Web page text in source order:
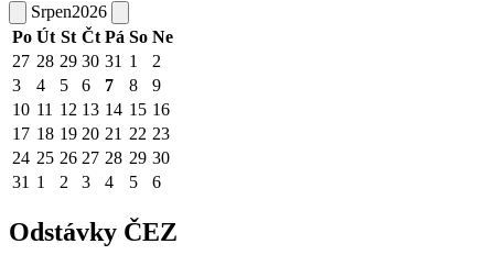
Srpen2026
Po Út St Čt Pá So Ne
27 28 29 30 31 1
2
3
4 5 6 7 8
9
10 11 12 13 14 15 16
17 18 19 20 21 22 23
24 25 26 27 28 29 30
31 1 2 3 4 5 6
Odstávky ČEZ